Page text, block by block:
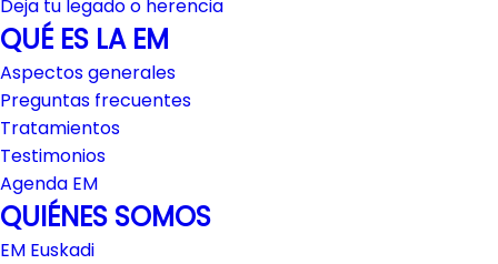
Deja tu legado o herencia
QUÉ ES LA EM
Aspectos generales
Preguntas frecuentes
Tratamientos
Testimonios
Agenda EM
QUIÉNES SOMOS
EM Euskadi